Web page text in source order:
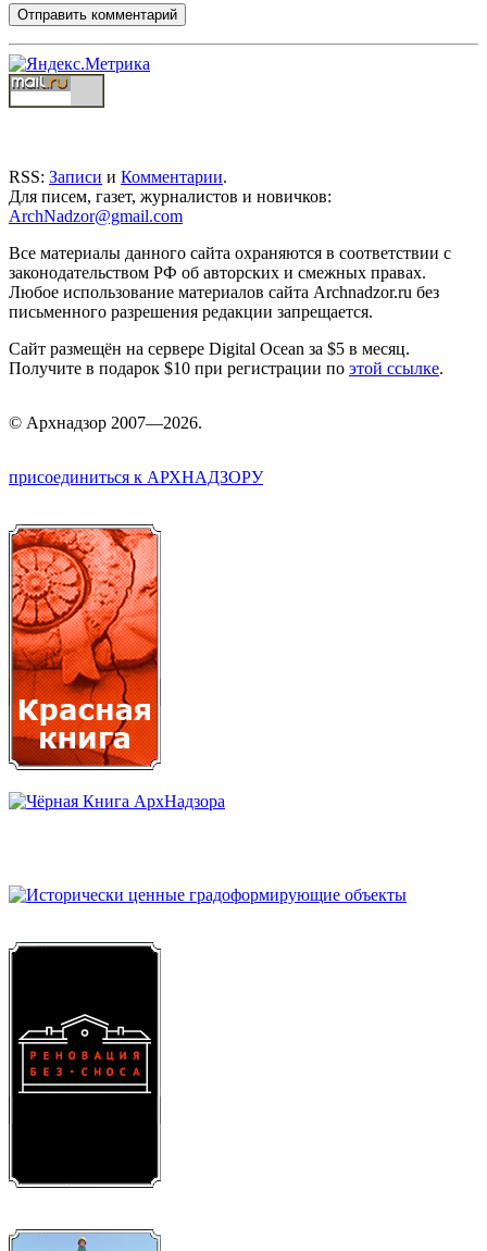
RSS: Записи и Комментарии.
Для писем, газет, журналистов и новичков:
ArchNadzor@gmail.com
Все материалы данного сайта охраняются в соответствии с
законодательством РФ об авторских и смежных правах.
Любое использование материалов сайта Archnadzor.ru без
письменного разрешения редакции запрещается.
Сайт размещён на сервере Digital Ocean за $5 в месяц.
Получите в подарок $10 при регистрации по этой ссылке.
© Архнадзор 2007—2026.
присоединиться к АРХНАДЗОРУ